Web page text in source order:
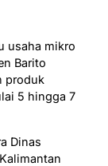
usaha mikro
Barito
produk
5 hingga 7
Dinas